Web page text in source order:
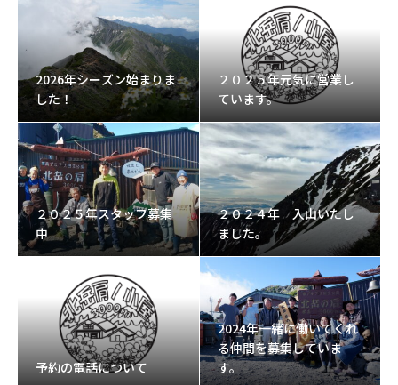
2026年シーズン始まりま
した！
２０２５年元気に営業し
ています。
２０２５年スタッフ募集
中
２０２４年 入山いたし
ました。
予約の電話について
2024年一緒に働いてくれ
る仲間を募集していま
す。